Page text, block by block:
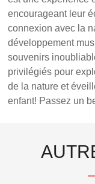
encourageant leur
connexion avec la
développement
souvenirs
privilégiés pour
de la nature et
enfant! Passez un